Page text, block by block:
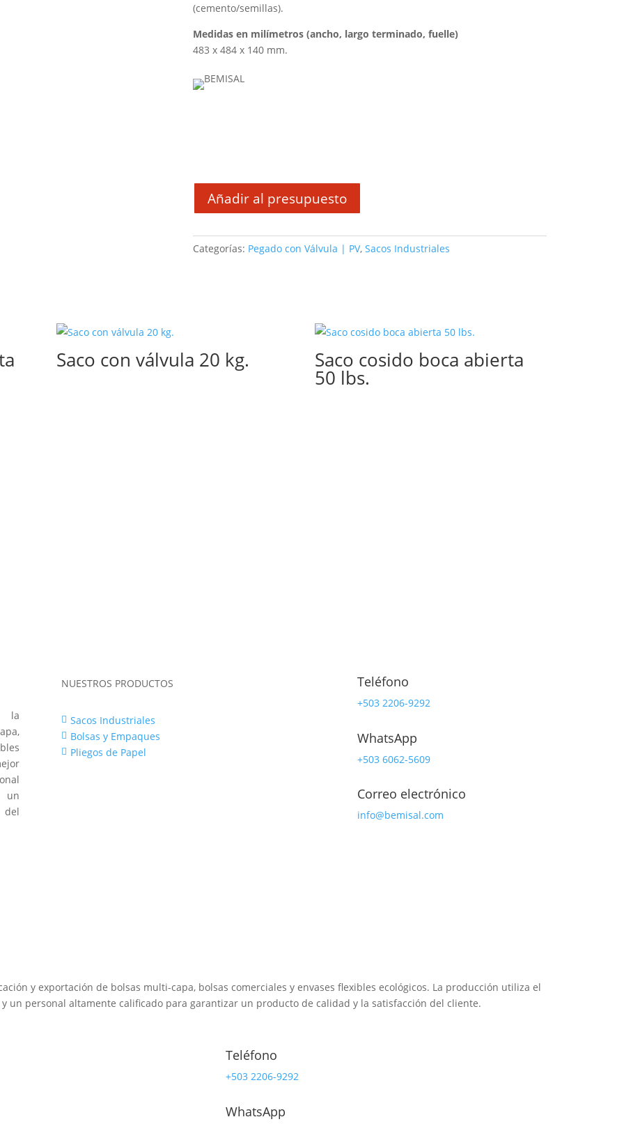
(cemento/semillas).
Medidas en milímetros (ancho, largo terminado, fuelle)
483 x 484 x 140 mm.
Añadir al presupuesto
Categorías: Pegado con Válvula | PV, Sacos Industriales
Saco con válvula 20 kg. Saco cosido boca abierta
50 lbs.
la
un
NUESTROS PRODUCTOS
 Sacos Industriales
 Bolsas y Empaques
 Pliegos de Papel
Teléfono
+503 2206-9292
WhatsApp
+503 6062-5609
Correo electrónico
info@bemisal.com
y exportación de bolsas multi-capa, bolsas comerciales y envases flexibles ecológicos. La producción utiliza el
un personal altamente calificado para garantizar un producto de calidad y la satisfacción del cliente.
Teléfono
+503 2206-9292
WhatsApp